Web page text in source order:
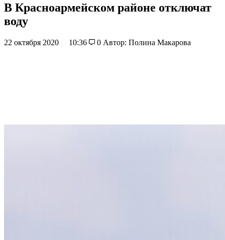
В Красноармейском районе отключат
воду
22 октября 2020 10:36 0 Автор: Полина Макарова